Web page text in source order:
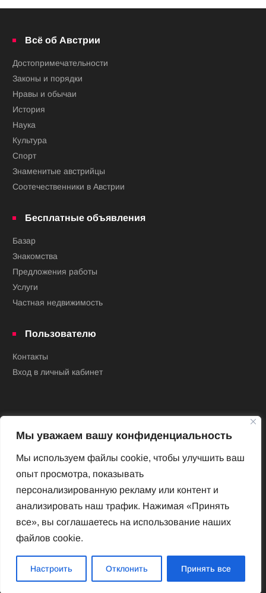
Мы уважаем вашу конфиденциальность
Мы используем файлы cookie, чтобы улучшить ваш
опыт просмотра, показывать
персонализированную рекламу или контент и
анализировать наш трафик. Нажимая «Принять
все», вы соглашаетесь на использование наших
файлов cookie.
Настроить Отклонить Принять все
Всё об Австрии
Достопримечательности
Законы и порядки
Нравы и обычаи
История
Наука
Культура
Спорт
Знаменитые австрийцы
Соотечественники в Австрии
Бесплатные объявления
Базар
Знакомства
Предложения работы
Услуги
Частная недвижимость
Пользователю
Контакты
Вход в личный кабинет
Новый Венский журнал
Архив номеров
Impressum
Новый Венский журнал